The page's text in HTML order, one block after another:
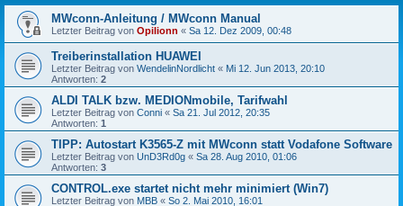
MWconn-Anleitung / MWconn Manual
Letzter Beitrag von Opilionn « Sa 12. Dez 2009, 00:48
Treiberinstallation HUAWEI
Letzter Beitrag von WendelinNordlicht « Mi 12. Jun 2013, 20:10
Antworten: 2
ALDI TALK bzw. MEDIONmobile, Tarifwahl
Letzter Beitrag von Conni « Sa 21. Jul 2012, 20:35
Antworten: 1
TIPP: Autostart K3565-Z mit MWconn statt Vodafone Software
Letzter Beitrag von UnD3Rd0g « Sa 28. Aug 2010, 01:06
Antworten: 3
CONTROL.exe startet nicht mehr minimiert (Win7)
Letzter Beitrag von MBB « So 2. Mai 2010, 16:01